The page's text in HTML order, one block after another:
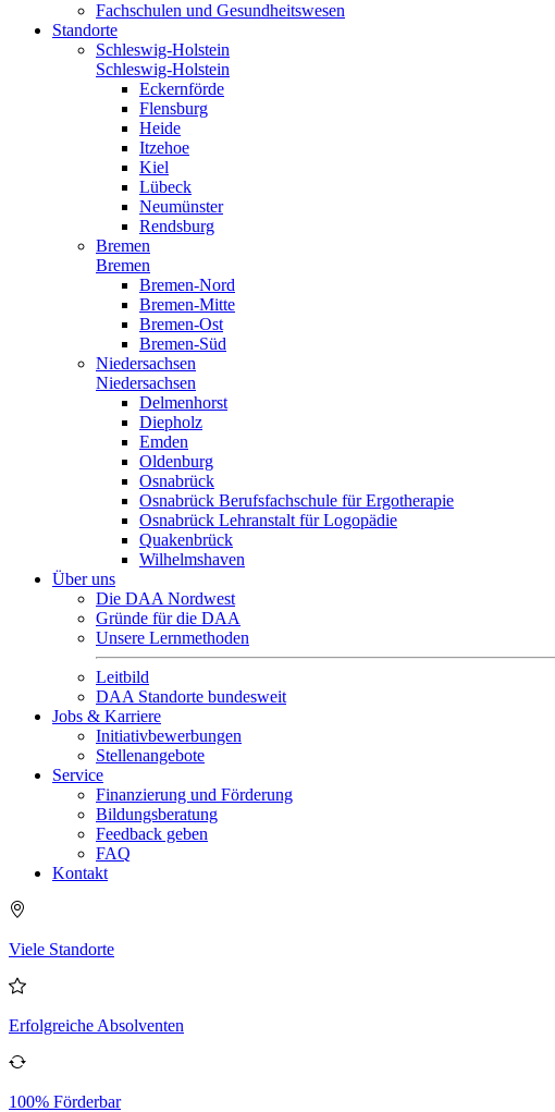
Fachschulen und Gesundheitswesen
Standorte
Schleswig-Holstein
Schleswig-Holstein
Eckernförde
Flensburg
Heide
Itzehoe
Kiel
Lübeck
Neumünster
Rendsburg
Bremen
Bremen
Bremen-Nord
Bremen-Mitte
Bremen-Ost
Bremen-Süd
Niedersachsen
Niedersachsen
Delmenhorst
Diepholz
Emden
Oldenburg
Osnabrück
Osnabrück Berufsfachschule für Ergotherapie
Osnabrück Lehranstalt für Logopädie
Quakenbrück
Wilhelmshaven
Über uns
Die DAA Nordwest
Gründe für die DAA
Unsere Lernmethoden
Leitbild
DAA Standorte bundesweit
Jobs & Karriere
Initiativbewerbungen
Stellenangebote
Service
Finanzierung und Förderung
Bildungsberatung
Feedback geben
FAQ
Kontakt
Viele Standorte
Erfolgreiche Absolventen
100% Förderbar